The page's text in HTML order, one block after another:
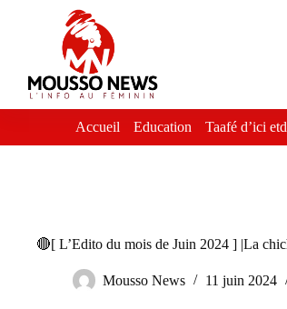
Accueil Education Taafé d’ici
🔴[ L’Edito du mois de Juin 2024 ] |La
Mousso News 11 juin 2024